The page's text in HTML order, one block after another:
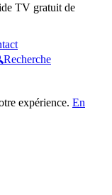
TV gratuit de
Recherche
expérience. En